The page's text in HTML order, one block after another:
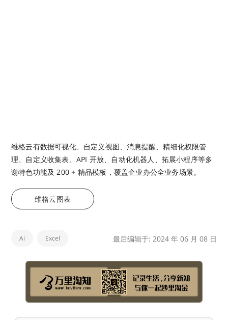
维格云有数据可视化、自定义视图、消息提醒、精细化权限管
理、自定义收集表、API 开放、自动化机器人、拓展小程序等多
谢特色功能及 200 + 精品模板，覆盖企业办公全业务场景。
维格云图表
Ai Excel 最后编辑于: 2024 年 06 月 08 日